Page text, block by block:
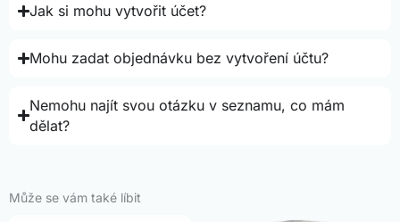
Jak si mohu vytvořit účet?
Mohu zadat objednávku bez vytvoření účtu?
Nemohu najít svou otázku v seznamu, co mám
dělat?
Může se vám také líbit